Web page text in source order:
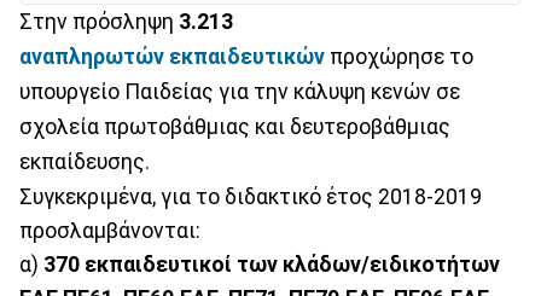
Στην πρόσληψη 3.213
αναπληρωτών εκπαιδευτικών προχώρησε το
υπουργείο Παιδείας για την κάλυψη κενών σε
σχολεία πρωτοβάθμιας και δευτεροβάθμιας
εκπαίδευσης.
Συγκεκριμένα, για το διδακτικό έτος 2018-2019
προσλαμβάνονται:
α) 370 εκπαιδευτικοί των κλάδων/ειδικοτήτων